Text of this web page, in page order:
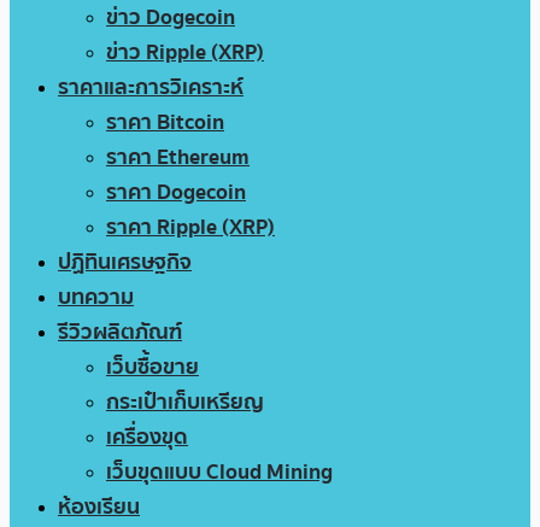
ข่าว Dogecoin
ข่าว Ripple (XRP)
ราคาและการวิเคราะห์
ราคา Bitcoin
ราคา Ethereum
ราคา Dogecoin
ราคา Ripple (XRP)
ปฏิทินเศรษฐกิจ
บทความ
รีวิวผลิตภัณฑ์
เว็บซื้อขาย
กระเป๋าเก็บเหรียญ
เครื่องขุด
เว็บขุดแบบ Cloud Mining
ห้องเรียน